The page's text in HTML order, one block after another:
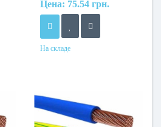
Цена: 75.54 грн.
На складе
16 мм²
Кол-во жил